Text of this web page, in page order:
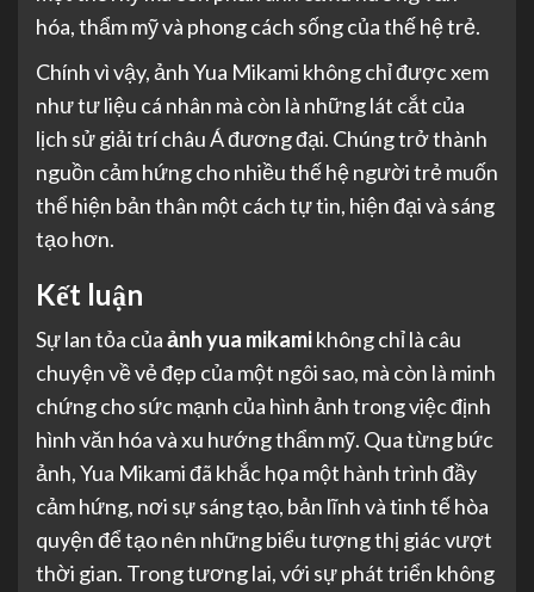
hóa, thẩm mỹ và phong cách sống của thế hệ trẻ.
Chính vì vậy, ảnh Yua Mikami không chỉ được xem
như tư liệu cá nhân mà còn là những lát cắt của
lịch sử giải trí châu Á đương đại. Chúng trở thành
nguồn cảm hứng cho nhiều thế hệ người trẻ muốn
thể hiện bản thân một cách tự tin, hiện đại và sáng
tạo hơn.
Kết luận
Sự lan tỏa củaảnh yua mikamikhông chỉ là câu
chuyện về vẻ đẹp của một ngôi sao, mà còn là minh
chứng cho sức mạnh của hình ảnh trong việc định
hình văn hóa và xu hướng thẩm mỹ. Qua từng bức
ảnh, Yua Mikami đã khắc họa một hành trình đầy
cảm hứng, nơi sự sáng tạo, bản lĩnh và tinh tế hòa
quyện để tạo nên những biểu tượng thị giác vượt
thời gian. Trong tương lai, với sự phát triển không